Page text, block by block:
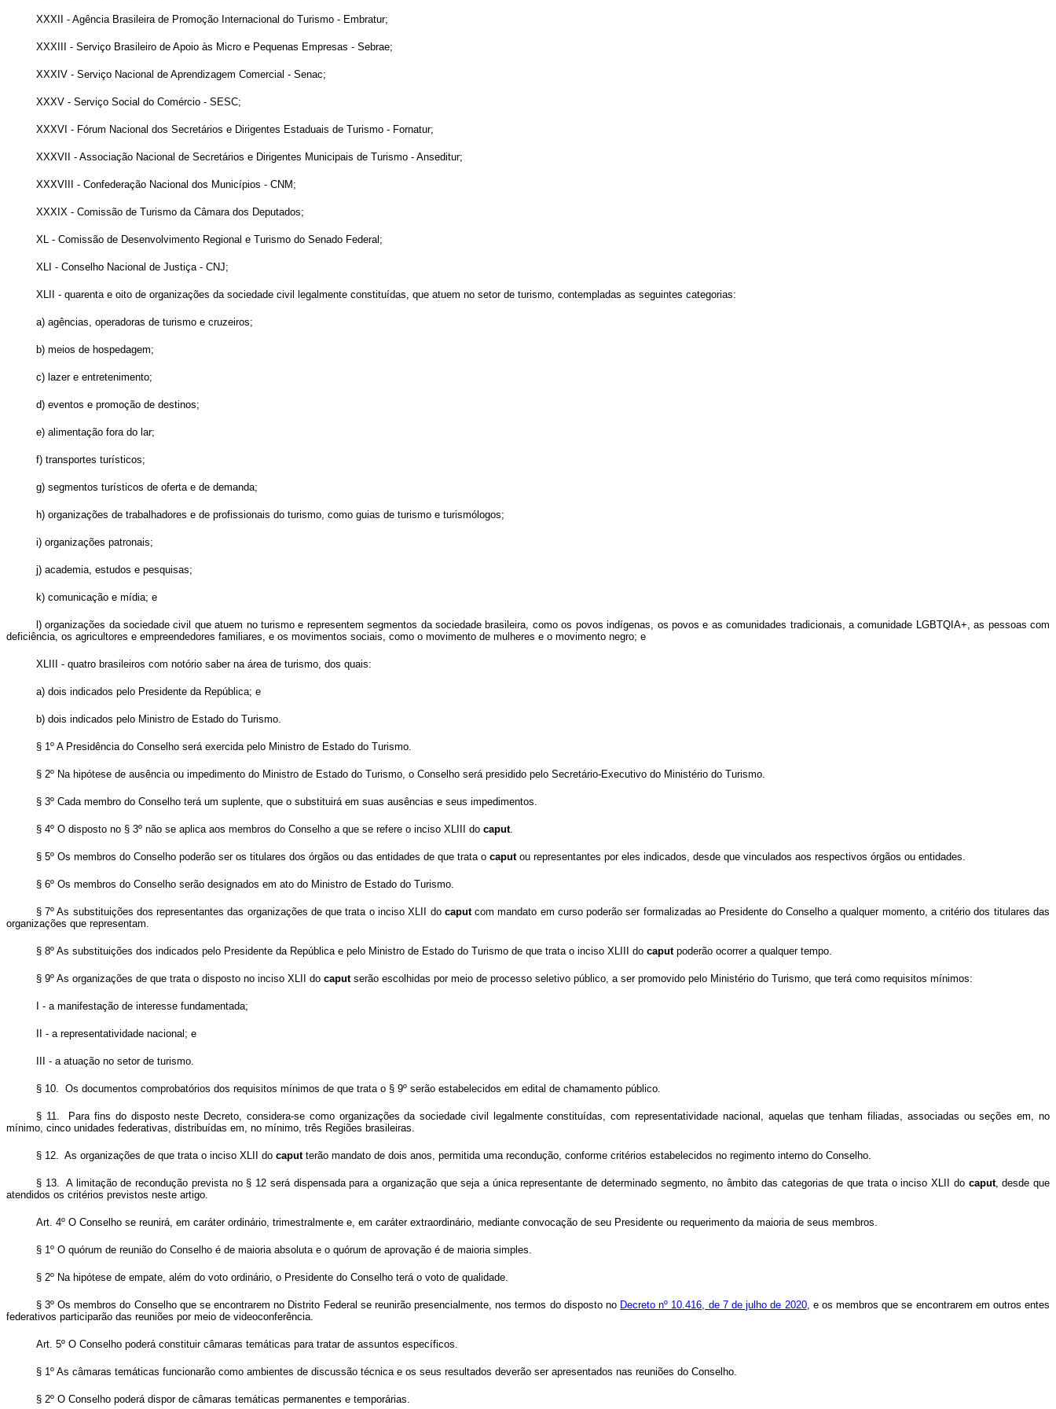
XXXII - Agência Brasileira de Promoção Internacional do Turismo - Embratur;
XXXIII - Serviço Brasileiro de Apoio às Micro e Pequenas Empresas - Sebrae;
XXXIV - Serviço Nacional de Aprendizagem Comercial - Senac;
XXXV - Serviço Social do Comércio - SESC;
XXXVI - Fórum Nacional dos Secretários e Dirigentes Estaduais de Turismo - Fornatur;
XXXVII - Associação Nacional de Secretários e Dirigentes Municipais de Turismo - Anseditur;
XXXVIII - Confederação Nacional dos Municípios - CNM;
XXXIX - Comissão de Turismo da Câmara dos Deputados;
XL - Comissão de Desenvolvimento Regional e Turismo do Senado Federal;
XLI - Conselho Nacional de Justiça - CNJ;
XLII - quarenta e oito de organizações da sociedade civil legalmente constituídas, que atuem no setor de turismo, contempladas as seguintes categorias:
a) agências, operadoras de turismo e cruzeiros;
b) meios de hospedagem;
c) lazer e entretenimento;
d) eventos e promoção de destinos;
e) alimentação fora do lar;
f) transportes turísticos;
g) segmentos turísticos de oferta e de demanda;
h) organizações de trabalhadores e de profissionais do turismo, como guias de turismo e turismólogos;
i) organizações patronais;
j) academia, estudos e pesquisas;
k) comunicação e mídia; e
l) organizações da sociedade civil que atuem no turismo e representem segmentos da sociedade brasileira, como os povos indígenas, os povos e as comunidades tradicionais, a comunidade LGBTQIA+, as pessoas com
deficiência, os agricultores e empreendedores familiares, e os movimentos sociais, como o movimento de mulheres e o movimento negro; e
XLIII - quatro brasileiros com notório saber na área de turismo, dos quais:
a) dois indicados pelo Presidente da República; e
b) dois indicados pelo Ministro de Estado do Turismo.
§ 1º A Presidência do Conselho será exercida pelo Ministro de Estado do Turismo.
§ 2º Na hipótese de ausência ou impedimento do Ministro de Estado do Turismo, o Conselho será presidido pelo Secretário-Executivo do Ministério do Turismo.
§ 3º Cada membro do Conselho terá um suplente, que o substituirá em suas ausências e seus impedimentos.
§ 4º O disposto no § 3º não se aplica aos membros do Conselho a que se refere o inciso XLIII do caput.
§ 5º Os membros do Conselho poderão ser os titulares dos órgãos ou das entidades de que trata o caputou representantes por eles indicados, desde que vinculados aos respectivos órgãos ou entidades.
§ 6º Os membros do Conselho serão designados em ato do Ministro de Estado do Turismo.
§ 7º As substituições dos representantes das organizações de que trata o inciso XLII do caputcom mandato em curso poderão ser formalizadas ao Presidente do Conselho a qualquer momento, a critério dos titulares das
organizações que representam.
§ 8º As substituições dos indicados pelo Presidente da República e pelo Ministro de Estado do Turismo de que trata o inciso XLIII do caputpoderão ocorrer a qualquer tempo.
§ 9º As organizações de que trata o disposto no inciso XLII do caputserão escolhidas por meio de processo seletivo público, a ser promovido pelo Ministério do Turismo, que terá como requisitos mínimos:
I - a manifestação de interesse fundamentada;
II - a representatividade nacional; e
III - a atuação no setor de turismo.
§ 10. Os documentos comprobatórios dos requisitos mínimos de que trata o § 9º serão estabelecidos em edital de chamamento público.
§ 11. Para fins do disposto neste Decreto, considera-se como organizações da sociedade civil legalmente constituídas, com representatividade nacional, aquelas que tenham filiadas, associadas ou seções em, no
mínimo, cinco unidades federativas, distribuídas em, no mínimo, três Regiões brasileiras.
§ 12. As organizações de que trata o inciso XLII do caputterão mandato de dois anos, permitida uma recondução, conforme critérios estabelecidos no regimento interno do Conselho.
§ 13. A limitação de recondução prevista no § 12 será dispensada para a organização que seja a única representante de determinado segmento, no âmbito das categorias de que trata o inciso XLII do caput, desde que
atendidos os critérios previstos neste artigo.
Art. 4º O Conselho se reunirá, em caráter ordinário, trimestralmente e, em caráter extraordinário, mediante convocação de seu Presidente ou requerimento da maioria de seus membros.
§ 1º O quórum de reunião do Conselho é de maioria absoluta e o quórum de aprovação é de maioria simples.
§ 2º Na hipótese de empate, além do voto ordinário, o Presidente do Conselho terá o voto de qualidade.
§ 3º Os membros do Conselho que se encontrarem no Distrito Federal se reunirão presencialmente, nos termos do disposto no Decreto nº 10.416, de 7 de julho de 2020, e os membros que se encontrarem em outros entes
federativos participarão das reuniões por meio de videoconferência.
Art. 5º O Conselho poderá constituir câmaras temáticas para tratar de assuntos específicos.
§ 1º As câmaras temáticas funcionarão como ambientes de discussão técnica e os seus resultados deverão ser apresentados nas reuniões do Conselho.
§ 2º O Conselho poderá dispor de câmaras temáticas permanentes e temporárias.